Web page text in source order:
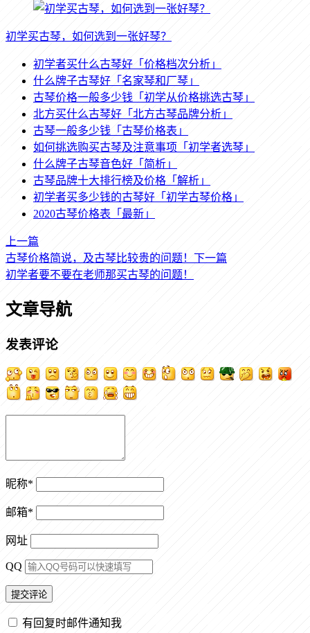
初学买古琴，如何选到一张好琴？
初学者买什么古琴好「价格档次分析」
什么牌子古琴好「名家琴和厂琴」
古琴价格一般多少钱「初学从价格挑选古琴」
北方买什么古琴好「北方古琴品牌分析」
古琴一般多少钱「古琴价格表」
如何挑选购买古琴及注意事项「初学者选琴」
什么牌子古琴音色好「简析」
古琴品牌十大排行榜及价格「解析」
初学者买多少钱的古琴好「初学古琴价格」
2020古琴价格表「最新」
上一篇
古琴价格简说，及古琴比较贵的问题！ 下一篇
初学者要不要在老师那买古琴的问题！
文章导航
发表评论
昵称*
邮箱*
网址
QQ
有回复时邮件通知我